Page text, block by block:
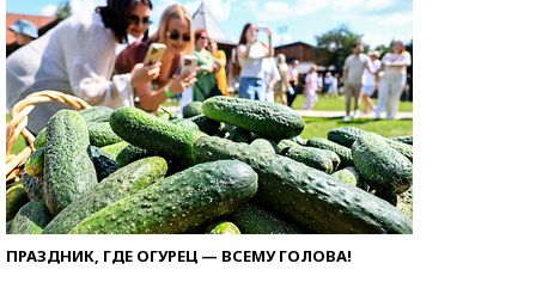
ПРАЗДНИК, ГДЕ ОГУРЕЦ — ВСЕМУ ГОЛОВА!